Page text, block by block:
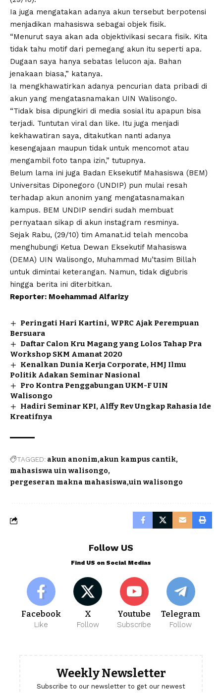
Ia juga mengatakan adanya akun tersebut berpotensi
menjadikan mahasiswa sebagai objek fisik.
“Menurut saya akan ada objektivikasi secara fisik. Kita
tidak tahu motif dari pemegang akun itu seperti apa.
Dugaan saya hanya sebatas lelucon aja. Bahan
jenakaan biasa,” katanya.
Ia mengkhawatirkan adanya pencurian data pribadi di
akun yang mengatasnamakan UIN Walisongo.
“Tidak bisa dipungkiri di media sosial itu apapun bisa
terjadi. Tuntutan viral dan like. Itu juga menjadi
kekhawatiran saya, ditakutkan nanti adanya
kesengajaan maupun tidak untuk mencomot atau
mengambil foto tanpa izin,” tutupnya.
Belum lama ini juga Badan Eksekutif Mahasiswa (BEM)
Universitas Diponegoro (UNDIP) pun mulai resah
terhadap akun anonim yang mengatasnamakan
kampus. BEM UNDIP sendiri sudah membuat
pernyataan sikap di akun instagram resminya.
Sejak Rabu, (29/10) tim Amanat.id telah mencoba
menghubungi Ketua Dewan Eksekutif Mahasiswa
(DEMA) UIN Walisongo, Muhammad Mu’tasim Billah
untuk dimintai keterangan. Namun, tidak digubris
hingga berita ini diterbitkan.
Reporter: Moehammad Alfarizy
Peringati Hari Kartini, WPRC Ajak Perempuan
Bersuara
Daftar Calon Kru Magang yang Lolos Tahap Pra
Workshop SKM Amanat 2020
Kenalkan Dunia Kerja Corporate, HMJ Ilmu
Politik Adakan Seminar Nasional
Pro Kontra Penggabungan UKM-F UIN
Walisongo
Hadiri Seminar KPI, Alffy Rev Ungkap Rahasia Ide
Kreatifnya
TAGGED: akun anonim akun kampus cantik
mahasiswa uin walisongo
pergeseran makna mahasiswa uin walisongo
Follow US
Find US on Social Medias
Facebook
Like
X
Follow
Youtube
Subscribe
Telegram
Follow
Weekly Newsletter
Subscribe to our newsletter to get our newest